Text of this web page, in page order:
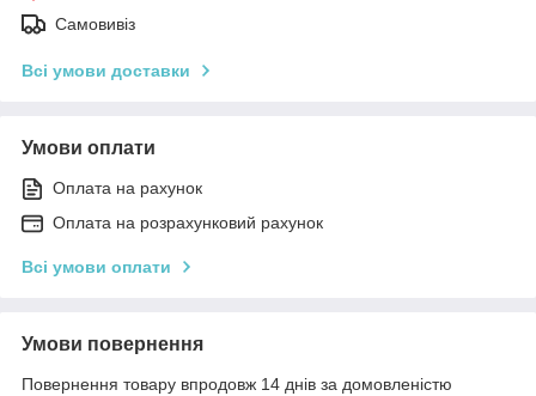
Самовивіз
Всі умови доставки
Умови оплати
Оплата на рахунок
Оплата на розрахунковий рахунок
Всі умови оплати
Умови повернення
Повернення товару впродовж 14 днів за домовленістю